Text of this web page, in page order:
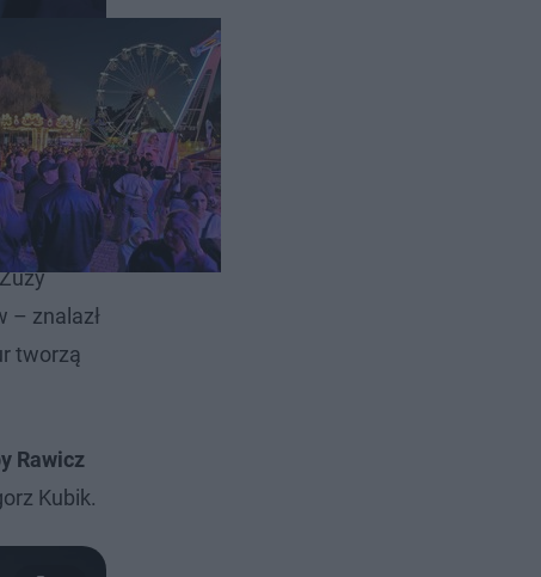
– znalazł
tworzą
Rawicz
Kubik.